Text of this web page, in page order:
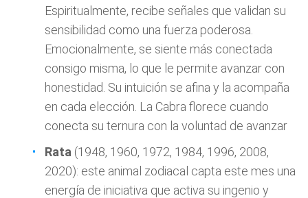
Espiritualmente, recibe señales que validan su
sensibilidad como una fuerza poderosa.
Emocionalmente, se siente más conectada
consigo misma, lo que le permite avanzar con
honestidad. Su intuición se afina y la acompaña
en cada elección. La Cabra florece cuando
conecta su ternura con la voluntad de avanzar
Rata (1948, 1960, 1972, 1984, 1996, 2008,
2020): este animal zodiacal capta este mes una
energía de iniciativa que activa su ingenio y